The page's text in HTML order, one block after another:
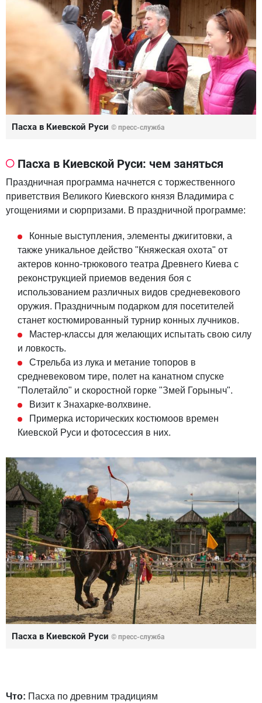
Пасха в Киевской Руси © пресс-служба
Пасха в Киевской Руси: чем заняться
Праздничная программа начнется с торжественного
приветствия Великого Киевского князя Владимира с
угощениями и сюрпризами. В праздничной программе:
Конные выступления, элементы джигитовки, а
также уникальное действо "Княжеская охота" от
актеров конно-трюкового театра Древнего Киева с
реконструкцией приемов ведения боя с
использованием различных видов средневекового
оружия. Праздничным подарком для посетителей
станет костюмированный турнир конных лучников.
Мастер-классы для желающих испытать свою силу
и ловкость.
Стрельба из лука и метание топоров в
средневековом тире, полет на канатном спуске
"Полетайло" и скоростной горке "Змей Горыныч".
Визит к Знахарке-волхвине.
Примерка исторических костюмоов времен
Киевской Руси и фотосессия в них.
Пасха в Киевской Руси © пресс-служба
Что: Пасха по древним традициям